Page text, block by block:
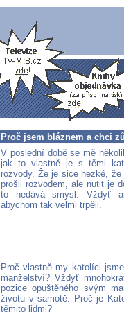
Proč jsem bláznem a chci
V poslední době se mě
jak to vlastně je s těmi
rozvody. Že je sice hezké,
prošli rozvodem, ale nutit je
to nedává smysl. Vždyť
abychom tak velmi trpěli.
Proč vlastně my katolíci
manželství? Vždyť
pozice opuštěného svým
životu v samotě. Proč je
těmito lidmi?